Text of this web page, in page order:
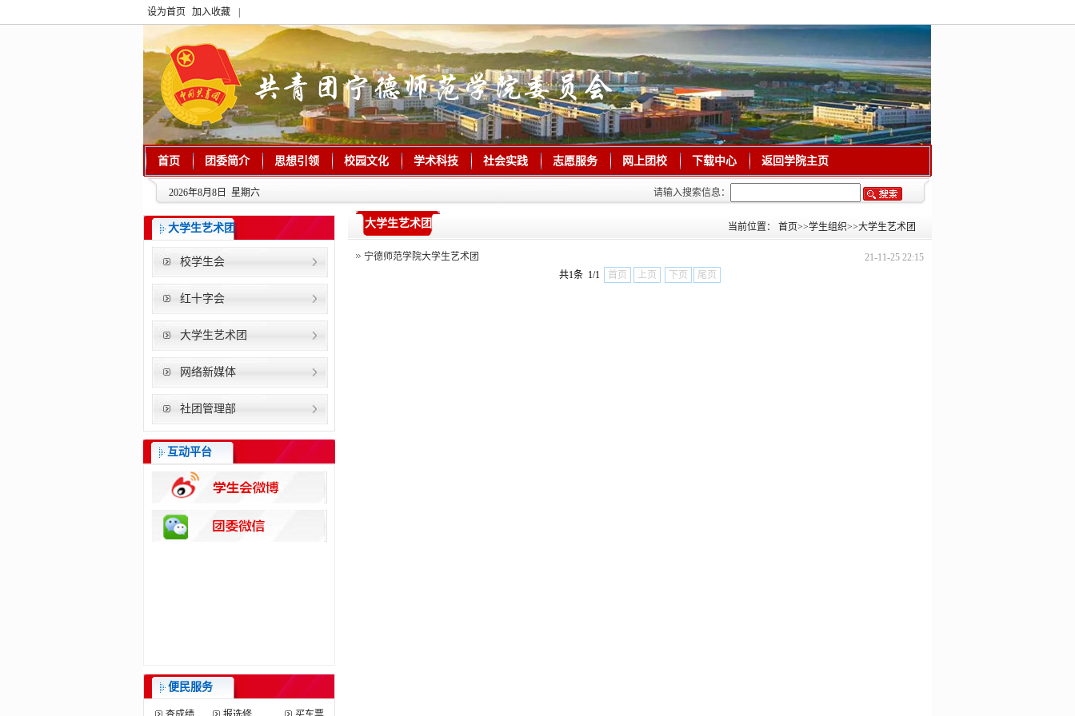
设为首页 加入收藏
首页 团委简介 思想引领 校园文化 学术科技 社会实践 志愿服务 网上团校 下载中心 返回学院主页
2026年8月8日 星期六 请输入搜索信息：
大学生艺术团
校学生会
红十字会
大学生艺术团
网络新媒体
社团管理部
互动平台
便民服务
大学生艺术团 当前位置： 首页>>学生组织>>大学生艺术团
宁德师范学院大学生艺术团
21-11-25 22:15
共1条 1/1
首页 上页 下页 尾页